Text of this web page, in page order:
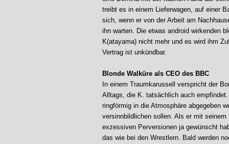
treibt es in einem Lieferwagen, auf einer
sich, wenn er von der Arbeit am
ihn warten. Die etwas android wirkenden
K(atayama) nicht mehr und es wird ihm
Vertrag ist unkündbar.
Blonde Walküre als CEO des BBC
In einem Traumkarussell verspricht der
Alltags, die K. tatsächlich auch
ringförmig in die Atmosphäre abgegeben
versinnbildlichen sollen. Als er mit
exzessiven Perversionen ja gewünscht
das wie bei den Wrestlern. Bald werden